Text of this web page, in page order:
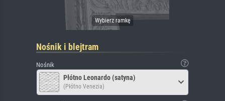
Nośnik i blejtram
Nośnik
Płótno Leonardo (satyna)
(Płótno Venezia)